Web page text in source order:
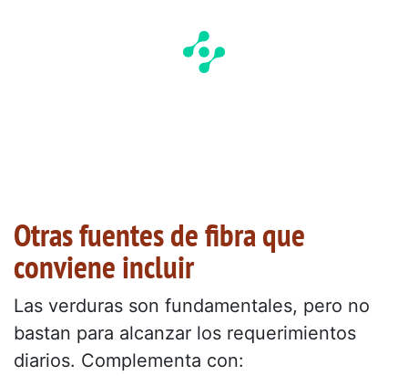
Otras fuentes de fibra que
conviene incluir
Las verduras son fundamentales, pero no
bastan para alcanzar los requerimientos
diarios. Complementa con: